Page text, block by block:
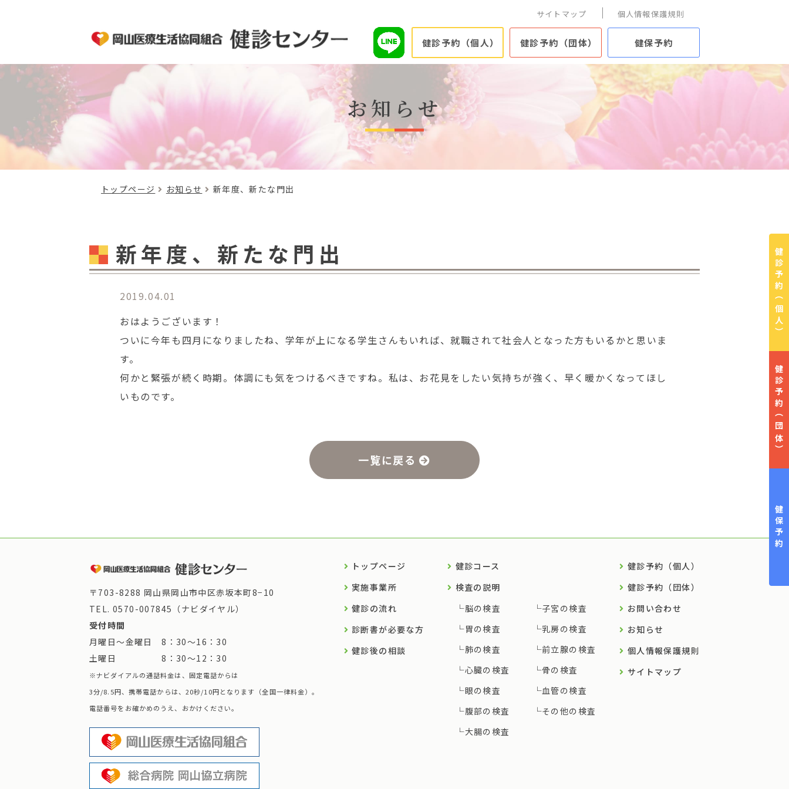
サイトマップ 個人情報保護規則
健診予約（個人） 健診予約（団体） 健保予約
お知らせ
健診予約
（個人）
健診予約
（団体）
健保予約
トップページ お知らせ 新年度、新たな門出
新年度、新たな門出
2019.04.01
おはようございます！
ついに今年も四月になりましたね、学年が上になる学生さんもいれば、就職されて社会人となった方もいるかと思いま
す。
何かと緊張が続く時期。体調にも気をつけるべきですね。私は、お花見をしたい気持ちが強く、早く暖かくなってほし
いものです。
一覧に戻る
〒703-8288 岡山県岡山市中区赤坂本町8−10
TEL. 0570-007845（ナビダイヤル）
受付時間
月曜日～金曜日 8：30～16：30
土曜日 8：30～12：30
※ナビダイアルの通話料金は、固定電話からは
3分/8.5円、携帯電話からは、20秒/10円となります（全国一律料金）。
電話番号をお確かめのうえ、おかけください。
トップページ
実施事業所
健診の流れ
診断書が必要な方
健診後の相談
健診コース
検査の説明
脳の検査
胃の検査
肺の検査
心臓の検査
眼の検査
腹部の検査
大腸の検査
子宮の検査
乳房の検査
前立腺の検査
骨の検査
血管の検査
その他の検査
健診予約（個人）
健診予約（団体）
お問い合わせ
お知らせ
個人情報保護規則
サイトマップ